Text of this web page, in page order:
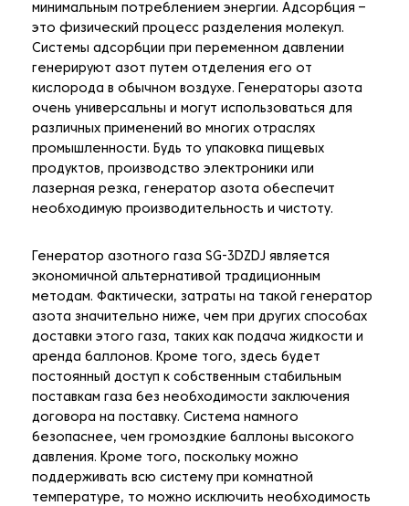
минимальным потреблением энергии. Адсорбция –
это физический процесс разделения молекул.
Системы адсорбции при переменном давлении
генерируют азот путем отделения его от
кислорода в обычном воздухе. Генераторы азота
очень универсальны и могут использоваться для
различных применений во многих отраслях
промышленности. Будь то упаковка пищевых
продуктов, производство электроники или
лазерная резка, генератор азота обеспечит
необходимую производительность и чистоту.
Генератор азотного газа SG-3DZDJ является
экономичной альтернативой традиционным
методам. Фактически, затраты на такой генератор
азота значительно ниже, чем при других способах
доставки этого газа, таких как подача жидкости и
аренда баллонов. Кроме того, здесь будет
постоянный доступ к собственным стабильным
поставкам газа без необходимости заключения
договора на поставку. Система намного
безопаснее, чем громоздкие баллоны высокого
давления. Кроме того, поскольку можно
поддерживать всю систему при комнатной
температуре, то можно исключить необходимость